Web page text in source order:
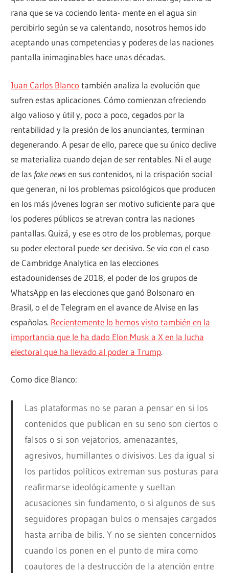
rana que se va cociendo lenta- mente en el agua sin
percibirlo según se va calentando, nosotros hemos ido
aceptando unas competencias y poderes de las naciones
pantalla inimaginables hace unas décadas.
Juan Carlos Blanco también analiza la evolución que
sufren estas aplicaciones. Cómo comienzan ofreciendo
algo valioso y útil y, poco a poco, cegados por la
rentabilidad y la presión de los anunciantes, terminan
degenerando. A pesar de ello, parece que su único declive
se materializa cuando dejan de ser rentables. Ni el auge
de las fake newsen sus contenidos, ni la crispación social
que generan, ni los problemas psicológicos que producen
en los más jóvenes logran ser motivo suficiente para que
los poderes públicos se atrevan contra las naciones
pantallas. Quizá, y ese es otro de los problemas, porque
su poder electoral puede ser decisivo. Se vio con el caso
de Cambridge Analytica en las elecciones
estadounidenses de 2018, el poder de los grupos de
WhatsApp en las elecciones que ganó Bolsonaro en
Brasil, o el de Telegram en el avance de Alvise en las
españolas. Recientemente lo hemos visto también en la
importancia que le ha dado Elon Musk a X en la lucha
electoral que ha llevado al poder a Trump.
Como dice Blanco:
Las plataformas no se paran a pensar en si los
contenidos que publican en su seno son ciertos o
falsos o si son vejatorios, amenazantes,
agresivos, humillantes o divisivos. Les da igual si
los partidos políticos extreman sus posturas para
reafirmarse ideológicamente y sueltan
acusaciones sin fundamento, o si algunos de sus
seguidores propagan bulos o mensajes cargados
hasta arriba de bilis. Y no se sienten concernidos
cuando los ponen en el punto de mira como
coautores de la destrucción de la atención entre